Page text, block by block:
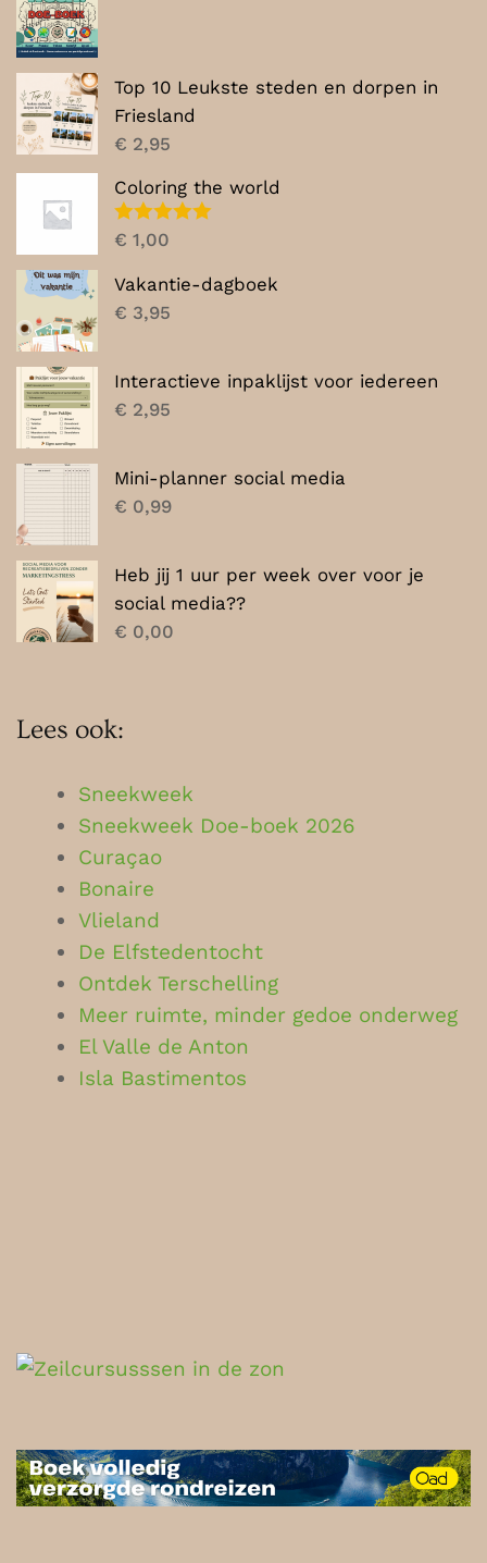
Top 10 Leukste steden en dorpen in
Friesland
€ 2,95
Coloring the world
Gewaardeerd
5.00
€ 1,00
Vakantie-dagboek
€ 3,95
Interactieve inpaklijst voor iedereen
€ 2,95
Mini-planner social media
€ 0,99
Heb jij 1 uur per week over voor je
social media??
€ 0,00
Lees ook:
Sneekweek
Sneekweek Doe-boek 2026
Curaçao
Bonaire
Vlieland
De Elfstedentocht
Ontdek Terschelling
Meer ruimte, minder gedoe onderweg
El Valle de Anton
Isla Bastimentos